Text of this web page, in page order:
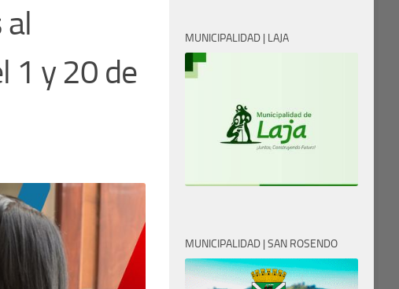
al
1 y 20 de
MUNICIPALIDAD | LAJA
MUNICIPALIDAD | SAN ROSENDO